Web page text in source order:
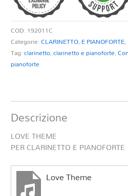
COD: 192011C
Categorie:CLARINETTO, E PIANOFORTE,
Tag:clarinetto,clarinetto e pianoforte,
pianoforte
Descrizione
LOVE THEME
PER CLARINETTO E PIANOFORTE
Love Theme